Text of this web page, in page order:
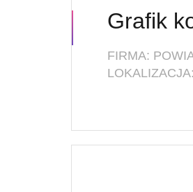
Grafik
FIRMA: